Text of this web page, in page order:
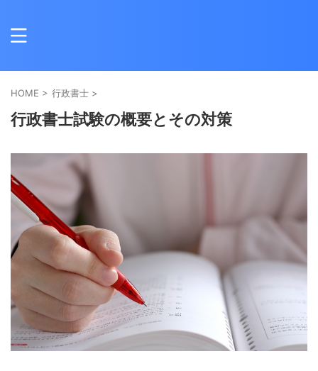
HOME > 行政書士 >
行政書士試験の概要とその対策